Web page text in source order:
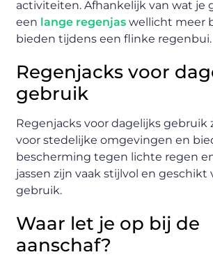
activiteiten. Afhankelijk van wat je
een lange regenjas wellicht meer
bieden tijdens een flinke regenbui.
Regenjacks voor
gebruik
Regenjacks voor dagelijks gebruik
voor stedelijke omgevingen en
bescherming tegen lichte regen
jassen zijn vaak stijlvol en geschikt
gebruik.
Waar let je op bij de
aanschaf?